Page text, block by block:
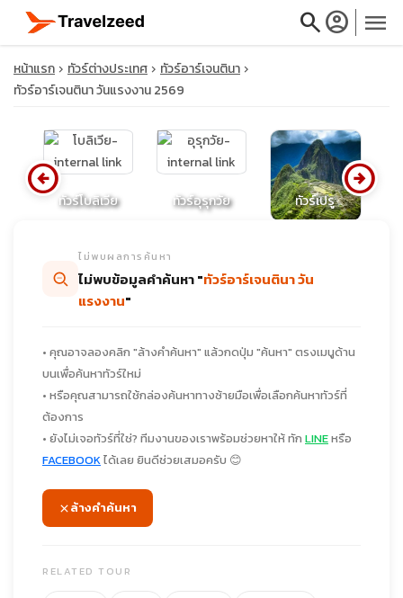
searchaccount_circle menu
close
หน้าแรก ทัวร์ต่างประเทศ
ทัวร์อาร์เจนตินา
ทัวร์อาร์เจนตินา วันแรงงาน 2569
ทัวร์โบลิเวีย ทัวร์อุรุกวัย ทัวร์เปรู
arrow_circle_left arrow_circle_right
ไม่พบผลการค้นหา
ไม่พบข้อมูลคำค้นหา "ทัวร์อาร์เจนตินา วัน
แรงงาน"
• คุณอาจลองคลิก "ล้างคำค้นหา" แล้วกดปุ่ม "ค้นหา" ตรงเมนูด้าน
บนเพื่อค้นหาทัวร์ใหม่
• หรือคุณสามารถใช้กล่องค้นหาทางซ้ายมือเพื่อเลือกค้นหาทัวร์ที่
ต้องการ
• ยังไม่เจอทัวร์ที่ใช่? ทีมงานของเราพร้อมช่วยหาให้ ทัก LINEหรือ
FACEBOOKได้เลย ยินดีช่วยเสมอครับ 😊
ล้างคำค้นหา
RELATED TOUR